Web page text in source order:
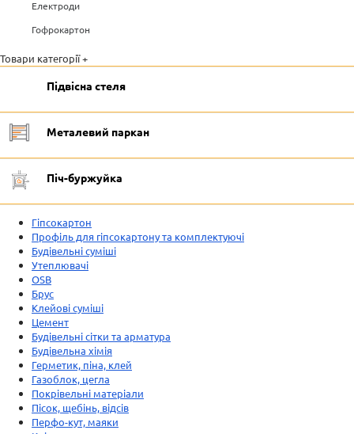
Електроди
Гофрокартон
Товари категорії +
Підвісна стеля
Металевий паркан
Піч-буржуйка
Гіпсокартон
Профіль для гіпсокартону та комплектуючі
Будівельні суміші
Утеплювачі
OSB
Брус
Клейові суміші
Цемент
Будівельні сітки та арматура
Будівельна хімія
Герметик, піна, клей
Газоблок, цегла
Покрівельні матеріали
Пісок, щебінь, відсів
Перфо-кут, маяки